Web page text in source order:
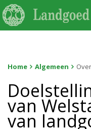
Home Algemeen
van
van